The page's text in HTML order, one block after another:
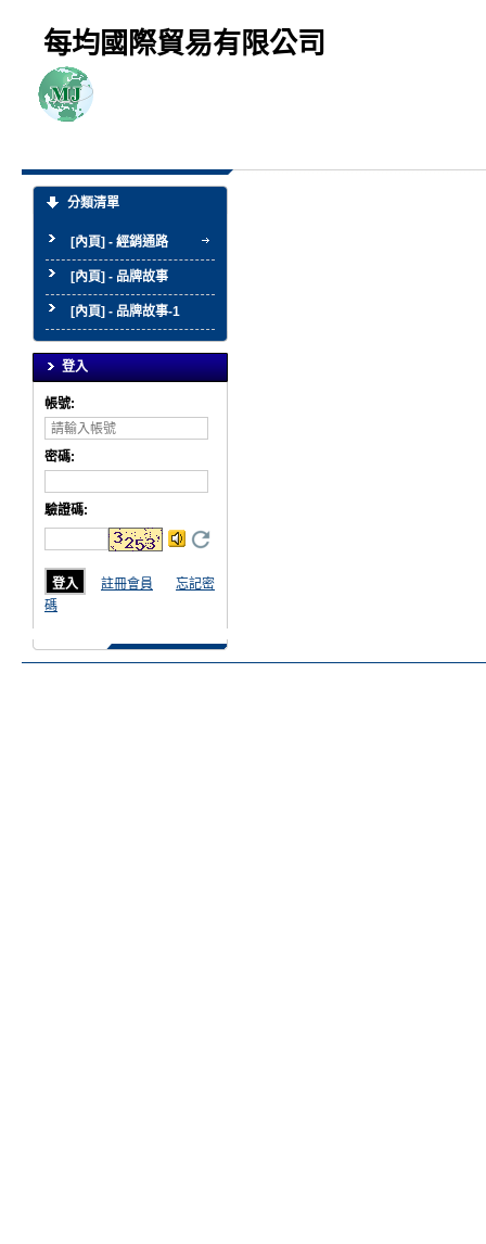
每均國際貿易有限公司
分類清單
[內頁] - 經銷通路
[內頁] - 品牌故事
[內頁] - 品牌故事-1
登入
帳號:
密碼:
驗證碼:
註冊會員
忘記密
碼